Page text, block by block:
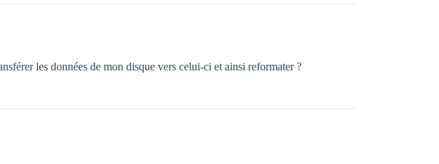
les données de mon disque vers celui-ci et ainsi reformater ?